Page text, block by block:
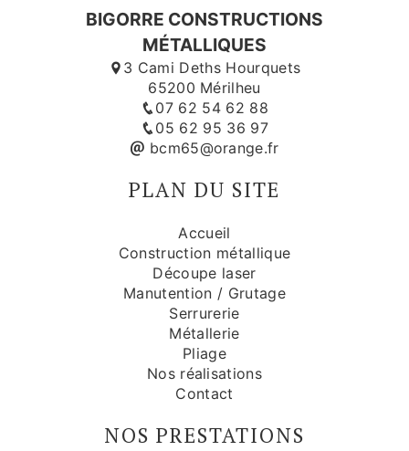
BIGORRE CONSTRUCTIONS
MÉTALLIQUES
3 Cami Deths Hourquets
65200 Mérilheu
07 62 54 62 88
05 62 95 36 97
bcm65@orange.fr
PLAN DU SITE
Accueil
Construction métallique
Découpe laser
Manutention / Grutage
Serrurerie
Métallerie
Pliage
Nos réalisations
Contact
NOS PRESTATIONS